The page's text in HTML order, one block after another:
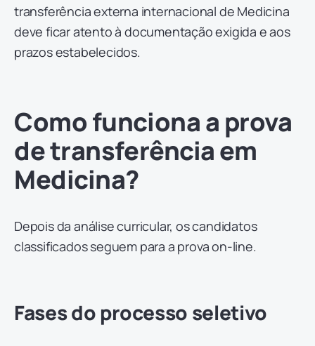
transferência externa internacional de Medicina
deve ficar atento à documentação exigida e aos
prazos estabelecidos.
Como funciona a prova
de transferência em
Medicina?
Depois da análise curricular, os candidatos
classificados seguem para a prova on-line.
Fases do processo seletivo